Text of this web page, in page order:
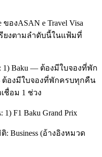
ของASAN e Travel Visa
รียงตามลำดับนี้ในแฟ้มที่
1) Baku — ต้องมีใบจองที่พัก
ต้องมีใบจองที่พักครบทุกคืน
ชื่อม 1 ช่วง
F1 Baku Grand Prix
Business (อ้างอิงหมวด